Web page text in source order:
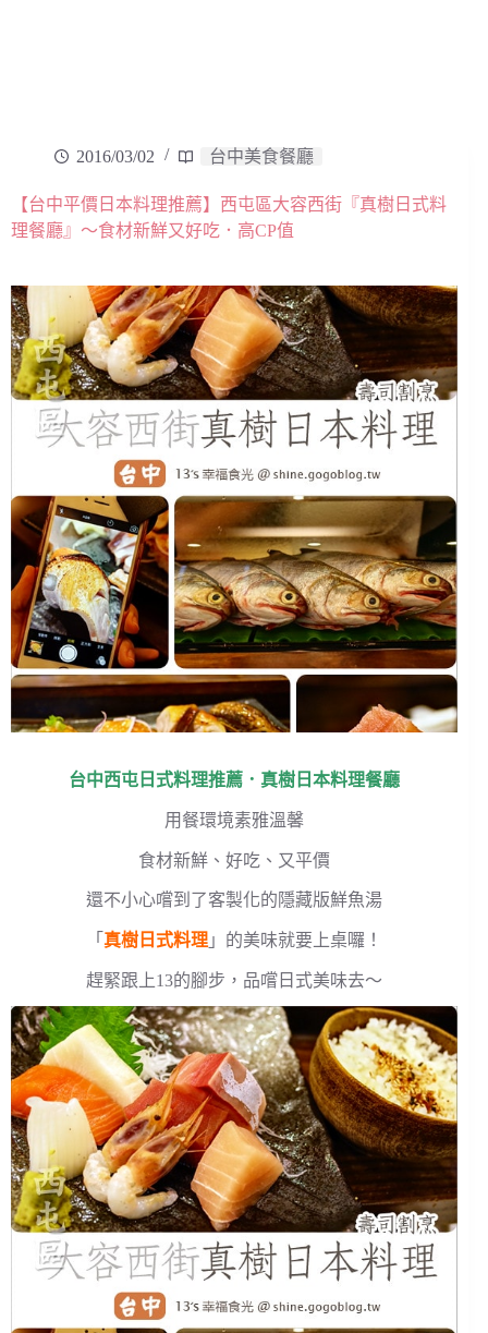
2016/03/02 台中美食餐廳
【台中平價日本料理推薦】西屯區大容西街『真樹日式料
理餐廳』～食材新鮮又好吃．高CP值
台中西屯日式料理推薦．真樹日本料理餐廳
用餐環境素雅溫馨
食材新鮮、好吃、又平價
還不小心嚐到了客製化的隱藏版鮮魚湯
「 真樹日式料理 」的美味就要上桌囉！
趕緊跟上13的腳步，品嚐日式美味去～